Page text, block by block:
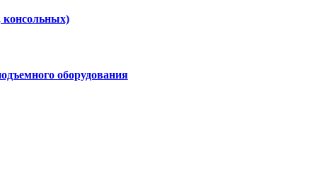
консольных)
оборудования